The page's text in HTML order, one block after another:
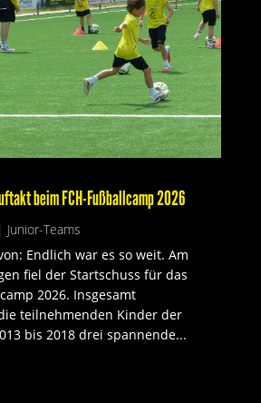
beim FCH-Fußballcamp 2026
Junior-Teams
Endlich war es so weit. Am
fiel der Startschuss für das
2026. Insgesamt
teilnehmenden Kinder der
bis 2018 drei spannende...